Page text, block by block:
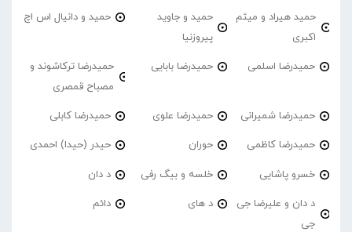
حمید هیراد و میثم
اکبری
حمید و جاوید
پیروزنیا
حمید و دانیال اس اچ
حمیدرضا اسلمی حمیدرضا بابایی
حمیدرضا ترکاشوند و
مصباح قمصری
حمیدرضا شمیرانی حمیدرضا علوی حمیدرضا کابلی
حمیدرضا کاظمی حوران حیدر (حیدا) احمدی
خسرو پاشایی خلسه و بیگ رفی د دان
د دان و علیرضا جی
جی
د های دائم